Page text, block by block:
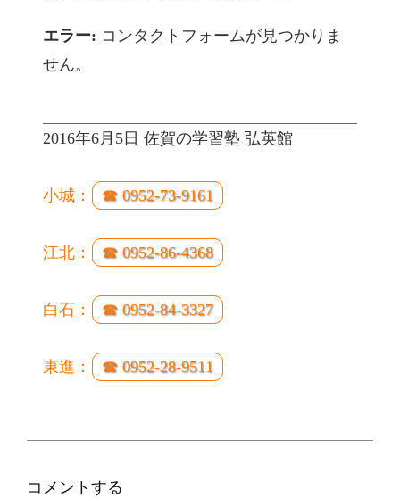
エラー: コンタクトフォームが見つかりま
せん。
2016年6月5日 佐賀の学習塾 弘英館
小城： ☎ 0952-73-9161
江北： ☎ 0952-86-4368
白石： ☎ 0952-84-3327
東進： ☎ 0952-28-9511
コメントする